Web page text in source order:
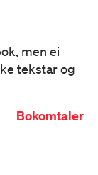
men ei
tekstar og
Bokomtaler